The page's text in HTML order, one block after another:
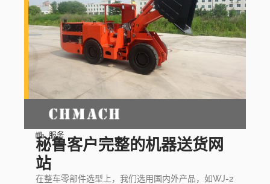
服务
秘鲁客户完整的机器送货网
站
在整车零部件选型上，我们选用国内外产品，如WJ-2